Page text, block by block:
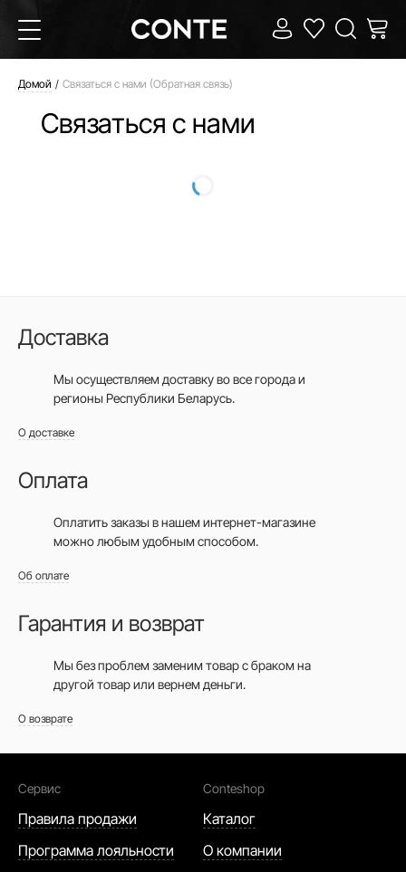
Домой Связаться с нами (Обратная связь)
Связаться с нами
Доставка
Мы осуществляем доставку во все городаи
регионы Республики Беларусь.
О доставке
Оплата
Оплатить заказы в нашем интернет-магазине
можно любым удобным способом.
Об оплате
Гарантия и возврат
Мы без проблем заменим товар с браком на
другой товар или вернем деньги.
О возврате
Сервис
Правила продажи
Программа лояльности
Conteshop
Каталог
О компании